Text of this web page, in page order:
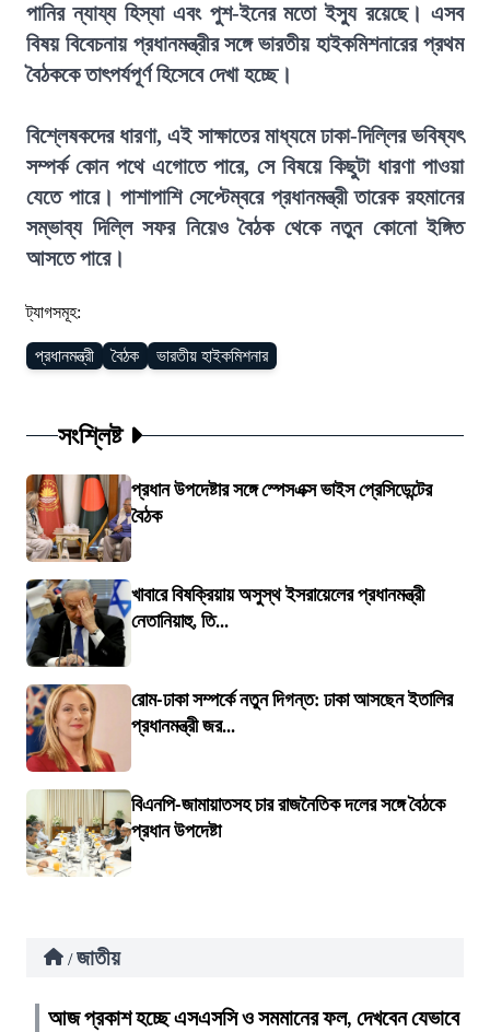
পানির ন্যায্য হিস্যা এবং পুশ-ইনের মতো ইস্যু রয়েছে। এসব
বিষয় বিবেচনায় প্রধানমন্ত্রীর সঙ্গে ভারতীয় হাইকমিশনারের প্রথম
বৈঠককে তাৎপর্যপূর্ণ হিসেবে দেখা হচ্ছে।
বিশ্লেষকদের ধারণা, এই সাক্ষাতের মাধ্যমে ঢাকা-দিল্লির ভবিষ্যৎ
সম্পর্ক কোন পথে এগোতে পারে, সে বিষয়ে কিছুটা ধারণা পাওয়া
যেতে পারে। পাশাপাশি সেপ্টেম্বরে প্রধানমন্ত্রী তারেক রহমানের
সম্ভাব্য দিল্লি সফর নিয়েও বৈঠক থেকে নতুন কোনো ইঙ্গিত
আসতে পারে।
ট্যাগসমূহ:
প্রধানমন্ত্রী বৈঠক ভারতীয় হাইকমিশনার
সংশ্লিষ্ট
প্রধান উপদেষ্টার সঙ্গে স্পেসএক্স ভাইস প্রেসিডেন্টের
বৈঠক
খাবারে বিষক্রিয়ায় অসুস্থ ইসরায়েলের প্রধানমন্ত্রী
নেতানিয়াহু, তি...
রোম-ঢাকা সম্পর্কে নতুন দিগন্ত: ঢাকা আসছেন ইতালির
প্রধানমন্ত্রী জর...
বিএনপি-জামায়াতসহ চার রাজনৈতিক দলের সঙ্গে বৈঠকে
প্রধান উপদেষ্টা
/ জাতীয়
আজ প্রকাশ হচ্ছে এসএসসি ও সমমানের ফল, দেখবেন যেভাবে